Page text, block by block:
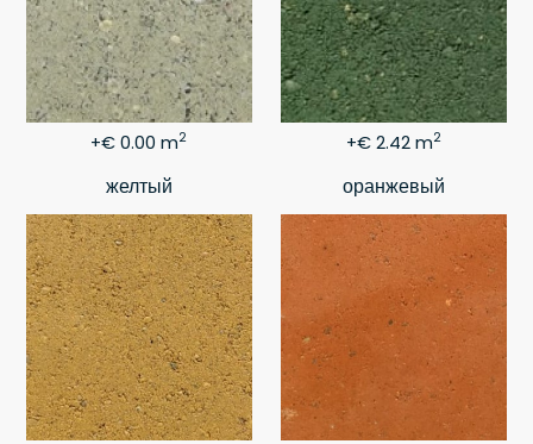
+€ 0.00 m2 +€ 2.42 m2
желтый оранжевый